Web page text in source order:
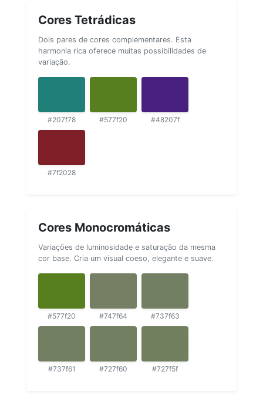
Cores Tetrádicas
Dois pares de cores complementares. Esta
harmonia rica oferece muitas possibilidades de
variação.
#207f78 #577f20 #48207f
#7f2028
Cores Monocromáticas
Variações de luminosidade e saturação da mesma
cor base. Cria um visual coeso, elegante e suave.
#577f20 #747f64 #737f63
#737f61 #727f60 #727f5f